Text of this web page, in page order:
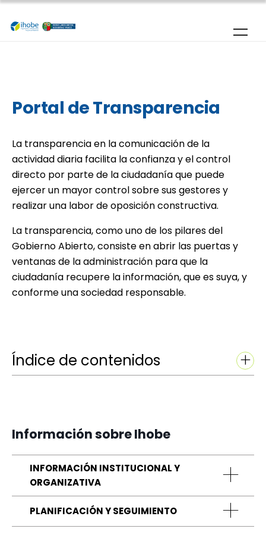
Pasar al contenido principal
Portal de Transparencia
La transparencia en la comunicación de la
actividad diaria facilita la confianza y el control
directo por parte de la ciudadanía que puede
ejercer un mayor control sobre sus gestores y
realizar una labor de oposición constructiva.
La transparencia, como uno de los pilares del
Gobierno Abierto, consiste en abrir las puertas y
ventanas de la administración para que la
ciudadanía recupere la información, que es suya, y
conforme una sociedad responsable.
Índice de contenidos
Información sobre Ihobe
INFORMACIÓN INSTITUCIONAL Y
ORGANIZATIVA
PLANIFICACIÓN Y SEGUIMIENTO